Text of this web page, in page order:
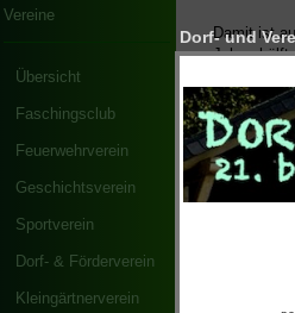
Vereine
Übersicht
Faschingsclub
Feuerwehrverein
Geschichtsverein
Sportverein
Dorf- & Förderverein
Kleingärtnerverein
Damit ist
Dabei
großen
sicher, mal
den
(Heim-
Dorf- und